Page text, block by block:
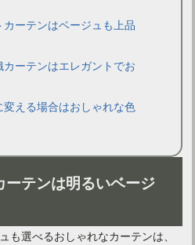
ーテンはベージュも上品
ーテンはエレガントでお
える場合はおしゃれな色
テンは明るいベージ
も選べるおしゃれなカーテンは、